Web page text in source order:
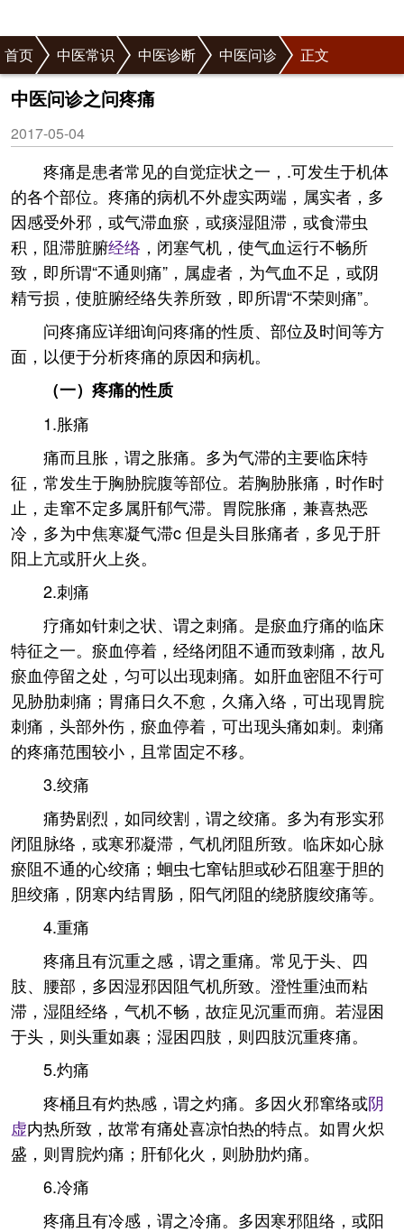
首页 中医常识 中医诊断 中医问诊 正文
中医问诊之问疼痛
2017-05-04
疼痛是患者常见的自觉症状之一，.可发生于机体
的各个部位。疼痛的病机不外虚实两端，属实者，多
因感受外邪，或气滞血瘀，或痰湿阻滞，或食滞虫
积，阻滞脏腑经络 ，闭塞气机，使气血运行不畅所
致，即所谓“不通则痛”，属虚者，为气血不足，或阴
精亏损，使脏腑经络失养所致，即所谓“不荣则痛”。
问疼痛应详细询问疼痛的性质、部位及时间等方
面，以便于分析疼痛的原因和病机。
（一）疼痛的性质
1.胀痛
痛而且胀，谓之胀痛。多为气滞的主要临床特
征，常发生于胸胁脘腹等部位。若胸胁胀痛，时作时
止，走窜不定多属肝郁气滞。胃院胀痛，兼喜热恶
冷，多为中焦寒凝气滞c 但是头目胀痛者，多见于肝
阳上亢或肝火上炎。
2.刺痛
疗痛如针刺之状、谓之刺痛。是瘀血疗痛的临床
特征之一。瘀血停着，经络闭阻不通而致刺痛，故凡
瘀血停留之处，匀可以出现刺痛。如肝血密阻不行可
见胁肋刺痛；胃痛日久不愈，久痛入络，可出现胃脘
刺痛，头部外伤，瘀血停着，可出现头痛如刺。刺痛
的疼痛范围较小，且常固定不移。
3.绞痛
痛势剧烈，如同绞割，谓之绞痛。多为有形实邪
闭阻脉络，或寒邪凝滞，气机闭阻所致。临床如心脉
瘀阻不通的心绞痛；蛔虫七窜钻胆或砂石阻塞于胆的
胆绞痛，阴寒内结胃肠，阳气闭阻的绕脐腹绞痛等。
4.重痛
疼痛且有沉重之感，谓之重痛。常见于头、四
肢、腰部，多因湿邪因阻气机所致。澄性重浊而粘
滞，湿阻经络，气机不畅，故症见沉重而痈。若湿困
于头，则头重如裹；湿困四肢，则四肢沉重疼痛。
5.灼痛
疼桶且有灼热感，谓之灼痛。多因火邪窜络或阴
虚内热所致，故常有痛处喜凉怕热的特点。如胃火炽
盛，则胃脘灼痛；肝郁化火，则胁肋灼痛。
6.冷痛
疼痛且有冷感，谓之冷痛。多因寒邪阻络，或阳